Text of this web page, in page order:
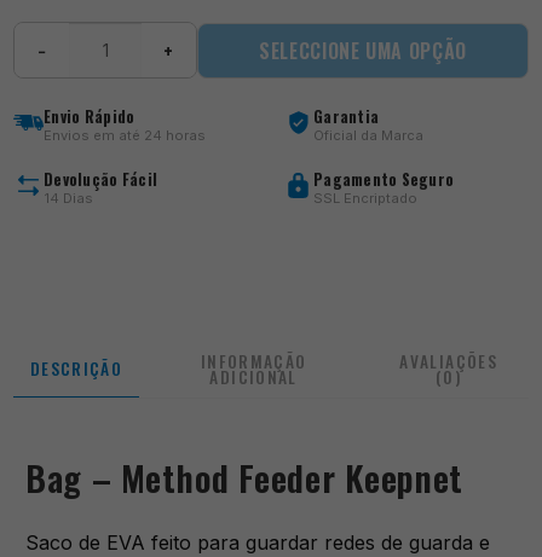
Method
Feeder
− + SELECCIONE UMA OPÇÃO
Envio Rápido
Envios em até 24 horas
Garantia
Oficial da Marca
Devolução Fácil
14 Dias
Pagamento Seguro
SSL Encriptado
DESCRIÇÃO INFORMAÇÃO
ADICIONAL
AVALIAÇÕES
(0)
Bag – Method Feeder Keepnet
Saco de EVA feito para guardar redes de guarda e